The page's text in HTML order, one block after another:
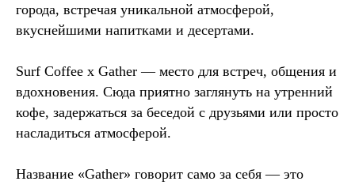
города, встречая уникальной атмосферой,
вкуснейшими напитками и десертами.
Surf Coffee x Gather — место для встреч, общения и
вдохновения. Сюда приятно заглянуть на утренний
кофе, задержаться за беседой с друзьями или просто
насладиться атмосферой.
Название «Gather» говорит само за себя — это